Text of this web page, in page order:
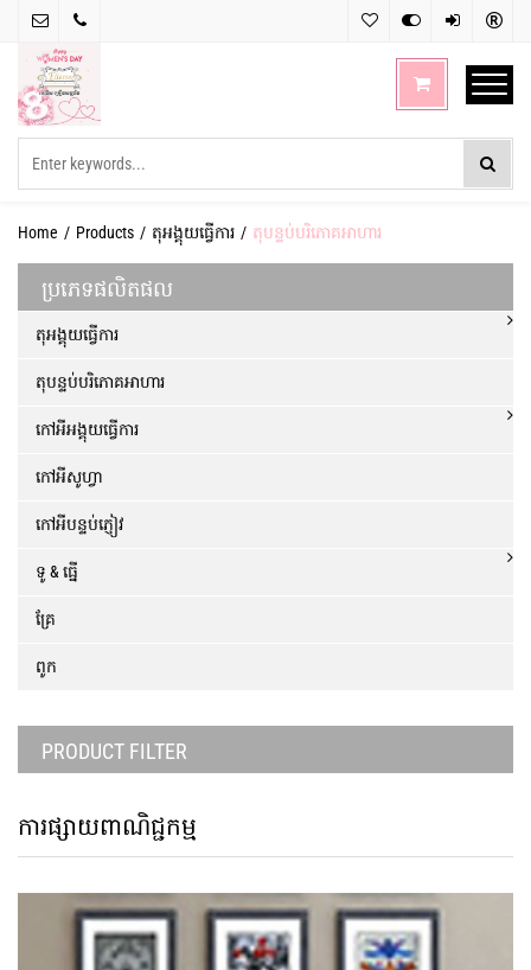
Email:
ellessefurniture@gmail.com
Hotline:
(+855)
93
766
654
up
CART
Home Products តុអង្គុយធ្វើការ តុបន្ទប់បរិភោគអាហារ
ប្រភេទផលិតផល
តុអង្គុយធ្វើការ
តុបន្ទប់បរិភោគអាហារ
កៅអីអង្គុយធ្វើការ
កៅអីសូហ្វា
កៅអីបន្ទប់ភ្ញៀវ
ទូ & ធ្នើ
គ្រែ
ពូក
PRODUCT FILTER
ការផ្សាយពាណិជ្ជកម្ម